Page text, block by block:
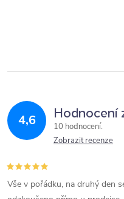
4,6 Hodnocení
10 hodnocení
Zobrazit recenze
Vše v pořádku, na druhý den